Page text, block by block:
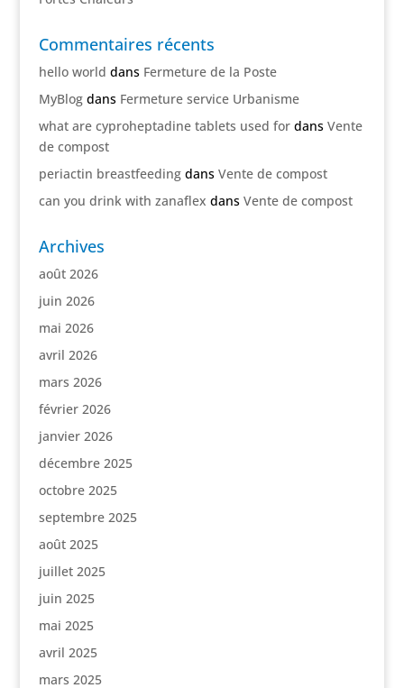
Commentaires récents
hello world dans Fermeture de la Poste
MyBlogdans Fermeture service Urbanisme
what are cyproheptadine tablets used fordans Vente
de compost
periactin breastfeedingdans Vente de compost
can you drink with zanaflex dans Vente de compost
Archives
août 2026
juin 2026
mai 2026
avril 2026
mars 2026
février 2026
janvier 2026
décembre 2025
octobre 2025
septembre 2025
août 2025
juillet 2025
juin 2025
mai 2025
avril 2025
mars 2025